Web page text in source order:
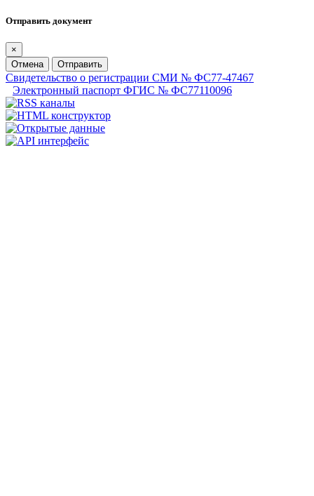
Отправить документ
×
Отмена
Отправить
Свидетельство о регистрации СМИ № ФС77-47467
Электронный паспорт ФГИС № ФС77110096